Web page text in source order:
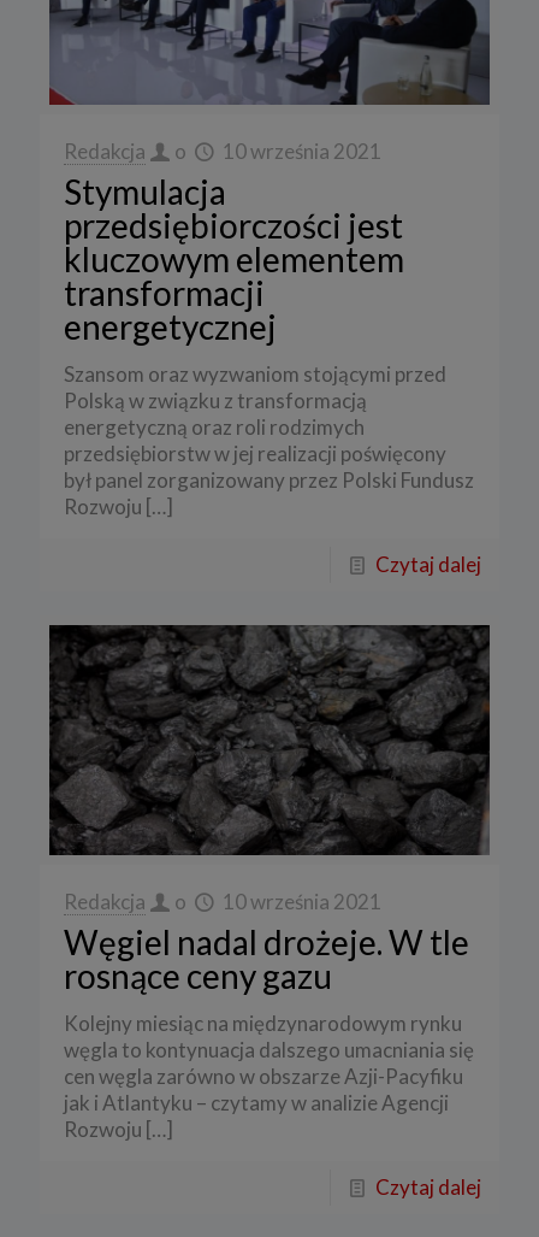
Redakcja o 10 września 2021
Stymulacja
przedsiębiorczości jest
kluczowym elementem
transformacji
energetycznej
Szansom oraz wyzwaniom stojącymi przed
Polską w związku z transformacją
energetyczną oraz roli rodzimych
przedsiębiorstw w jej realizacji poświęcony
był panel zorganizowany przez Polski Fundusz
Rozwoju […]
Czytaj dalej
Redakcja o 10 września 2021
Węgiel nadal drożeje. W tle
rosnące ceny gazu
Kolejny miesiąc na międzynarodowym rynku
węgla to kontynuacja dalszego umacniania się
cen węgla zarówno w obszarze Azji-Pacyfiku
jak i Atlantyku – czytamy w analizie Agencji
Rozwoju […]
Czytaj dalej